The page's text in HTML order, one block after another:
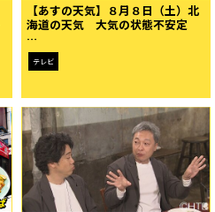
【あすの天気】８月８日（土）北
海道の天気 大気の状態不安定
…
テレビ